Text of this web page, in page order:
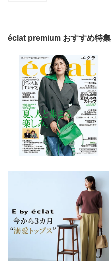
éclat premium おすすめ特集